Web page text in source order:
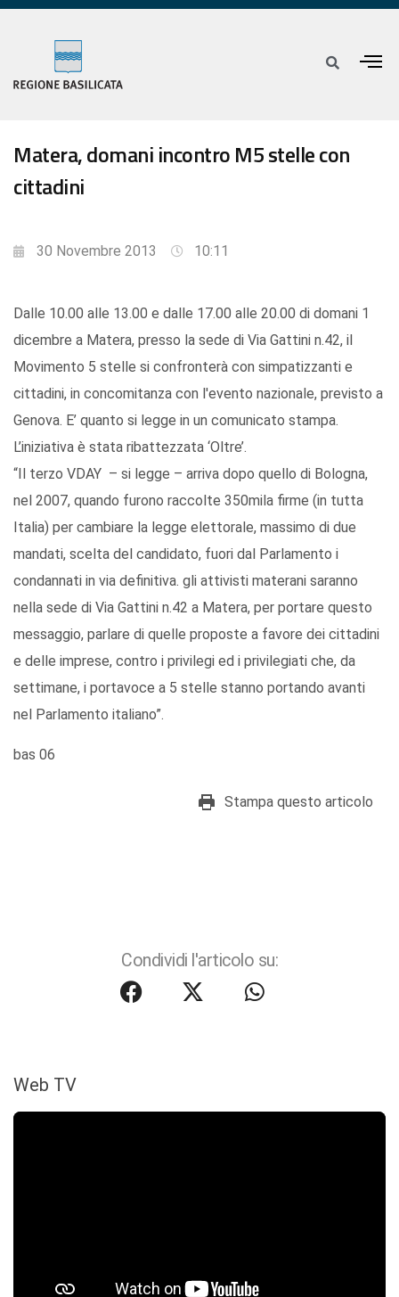
Matera, domani incontro M5 stelle con
cittadini
30 Novembre 2013 10:11
Dalle 10.00 alle 13.00 e dalle 17.00 alle 20.00 di domani 1
dicembre a Matera, presso la sede di Via Gattini n.42, il
Movimento 5 stelle si confronterà con simpatizzanti e
cittadini, in concomitanza con l'evento nazionale, previsto a
Genova. E’ quanto si legge in un comunicato stampa.
L’iniziativa è stata ribattezzata ‘Oltre’.
“Il terzo VDAY – si legge – arriva dopo quello di Bologna,
nel 2007, quando furono raccolte 350mila firme (in tutta
Italia) per cambiare la legge elettorale, massimo di due
mandati, scelta del candidato, fuori dal Parlamento i
condannati in via definitiva. gli attivisti materani saranno
nella sede di Via Gattini n.42 a Matera, per portare questo
messaggio, parlare di quelle proposte a favore dei cittadini
e delle imprese, contro i privilegi ed i privilegiati che, da
settimane, i portavoce a 5 stelle stanno portando avanti
nel Parlamento italiano”.
bas 06
Stampa questo articolo
Condividi l'articolo su:
Web TV